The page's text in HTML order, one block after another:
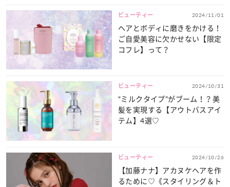
ビューティー 2024/11/01
ヘアとボディに磨きをかける！
ご自愛美容に欠かせない【限定
コフレ】って？
ビューティー 2024/10/31
“ミルクタイプ”がブーム！？美
髪を実現する【アウトバスアイ
テム】4選♡
ビューティー 2024/10/26
【加藤ナナ】アカヌケヘアを作
るために♡《スタイリング＆ト